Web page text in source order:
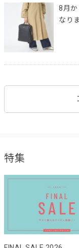
8月
なり
特集